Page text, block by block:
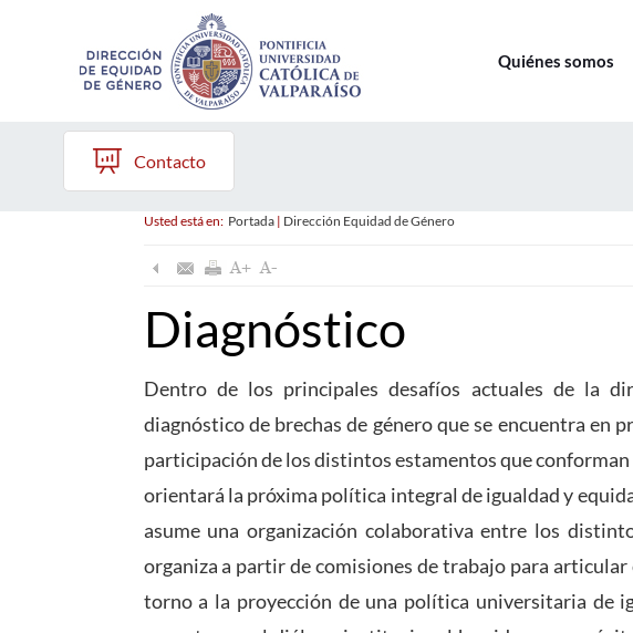
Quiénes somos
Contacto
Usted está en: Portada| Dirección Equidad de Género
Diagnóstico
Dentro de los principales desafíos actuales de la
diagnóstico de brechas de género que se encuentra en
participación de los distintos estamentos que
orientará la próxima política integral de igualdad y
asume una organización colaborativa entre los
organiza a partir de comisiones de trabajo para
torno a la proyección de una política universitaria de